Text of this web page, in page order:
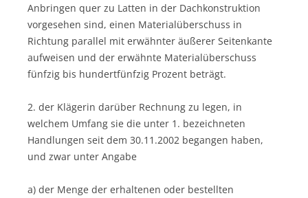
Anbringen quer zu Latten in der Dachkonstruktion
vorgesehen sind, einen Materialüberschuss in
Richtung parallel mit erwähnter äußerer Seitenkante
aufweisen und der erwähnte Materialüberschuss
fünfzig bis hundertfünfzig Prozent beträgt.
2. der Klägerin darüber Rechnung zu legen, in
welchem Umfang sie die unter 1. bezeichneten
Handlungen seit dem 30.11.2002 begangen haben,
und zwar unter Angabe
a) der Menge der erhaltenen oder bestellten